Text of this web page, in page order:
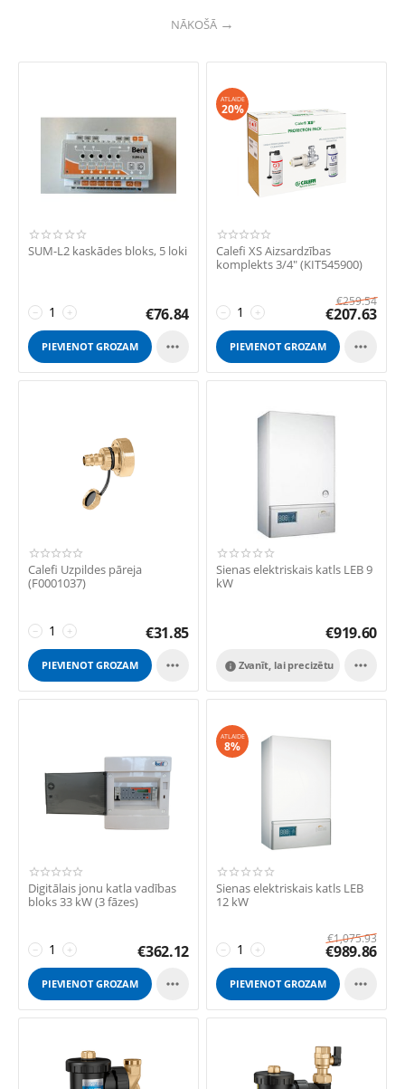
NĀKOŠĀ
SUM-L2 kaskādes bloks, 5 loki
+
− €76.84
PIEVIENOT GROZAM 
ATLAIDE
20%
Calefi XS Aizsardzības
komplekts 3/4" (KIT545900)
+
−
€259.54
€207.63
PIEVIENOT GROZAM 
Calefi Uzpildes pāreja
(F0001037)
+
− €31.85
PIEVIENOT GROZAM 
Sienas elektriskais katls LEB 9
kW
€919.60
Zvanīt, lai precizētu
 
Digitālais jonu katla vadības
bloks 33 kW (3 fāzes)
+
− €362.12
PIEVIENOT GROZAM 
ATLAIDE
8%
Sienas elektriskais katls LEB
12 kW
+
−
€1,075.93
€989.86
PIEVIENOT GROZAM 